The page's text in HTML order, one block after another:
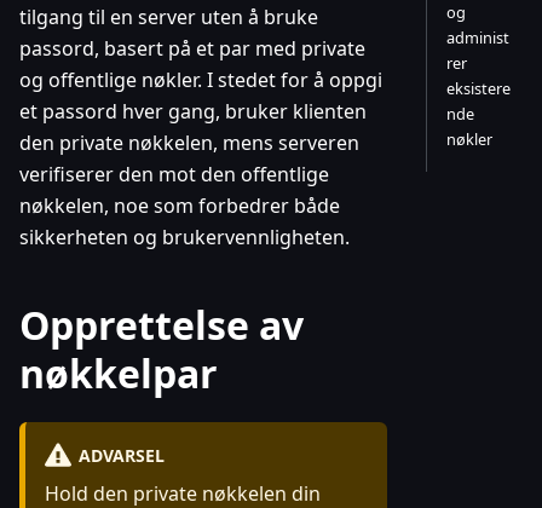
tilgang til en server uten å bruke
passord, basert på et par med private
og offentlige nøkler. I stedet for å oppgi
et passord hver gang, bruker klienten
den private nøkkelen, mens serveren
verifiserer den mot den offentlige
nøkkelen, noe som forbedrer både
sikkerheten og brukervennligheten.
Opprettelse av
nøkkelpar
ADVARSEL
Hold den private nøkkelen din
og
administ
rer
eksistere
nde
nøkler